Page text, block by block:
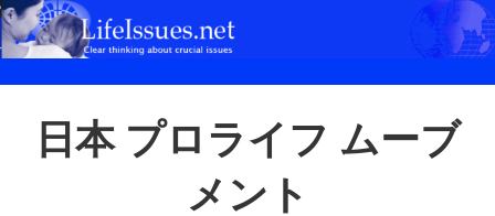
Skip
to
日本 プロライフ ムーブ
メント